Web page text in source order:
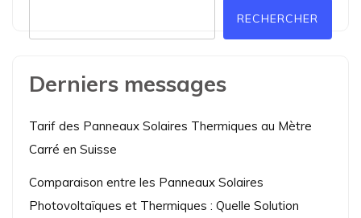
RECHERCHER
Derniers messages
Tarif des Panneaux Solaires Thermiques au Mètre
Carré en Suisse
Comparaison entre les Panneaux Solaires
Photovoltaïques et Thermiques : Quelle Solution